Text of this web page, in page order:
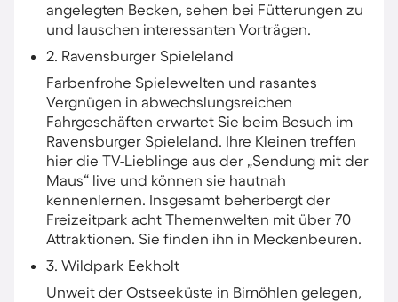
angelegten Becken, sehen bei Fütterungen zu
und lauschen interessanten Vorträgen.
2. Ravensburger Spieleland
Farbenfrohe Spielewelten und rasantes
Vergnügen in abwechslungsreichen
Fahrgeschäften erwartet Sie beim Besuch im
Ravensburger Spieleland. Ihre Kleinen treffen
hier die TV-Lieblinge aus der „Sendung mit der
Maus“ live und können sie hautnah
kennenlernen. Insgesamt beherbergt der
Freizeitpark acht Themenwelten mit über 70
Attraktionen. Sie finden ihn in Meckenbeuren.
3. Wildpark Eekholt
Unweit der Ostseeküste in Bimöhlen gelegen,